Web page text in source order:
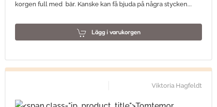
korgen full med bär. Kanske kan få bjuda på några stycken...
Lägg i varukorgen
Viktoria Hagfeldt